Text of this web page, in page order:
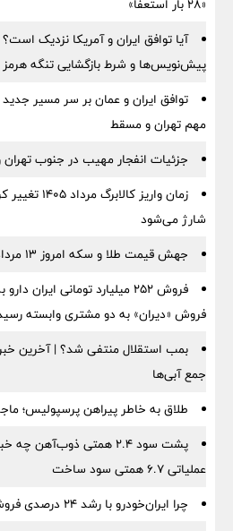
«۲۸ بار استعفا»
آیا توافق ایران و آمریکا نزدیک
پیش‌نویس‌ها و شرط بازگشایی تنگه هرمز
توافق ایران و عمان بر سر مسیر
مهم تهران و مسقط
جزئیات انفجار مهیب در جنوب
زمان واریز
شارژ می‌شود
جهش قیمت طلا و سکه امروز ۱۳ مرداد | طلای ۱۸ عیار چند شد؟
فروش ۲۵۲ میلیارد تومانی
فروش «دیران» به دو مشتری وابسته
بمب استقلال منتفی شد؟ | آخرین
جمع آبی‌ها
طلاق به خاطر پیراهن پرسپولیس؛
پشت سود ۲.۴ همتی
عملیاتی ۶.۷ همتی سود ساخت
چرا ایران‌خودرو با رشد ۲۴ درصدی فروش، ۲۲.۵ همت زیان ساخت؟